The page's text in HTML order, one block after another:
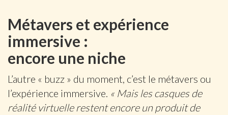
Métavers et expérience
immersive :
encore une niche
L’autre « buzz » du moment, c’est le métavers ou
l’expérience immersive. « Mais les casques de
réalité virtuelle restent encore un produit de